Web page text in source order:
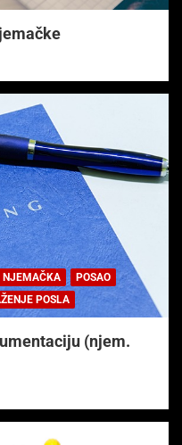
NJEMAČKA
POSAO
POSLA
(njem.